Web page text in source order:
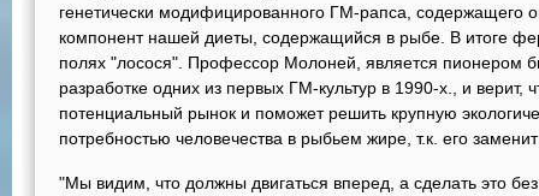
генетически модифицированного ГМ-рапса, содержащего
компонент нашей диеты, содержащийся в рыбе. В итоге
полях "лосося". Профессор Молоней, является пионером
разработке одних из первых ГМ-культур в 1990-х., и верит,
потенциальный рынок и поможет решить крупную
потребностью человечества в рыбьем жире, т.к. его
"Мы видим, что должны двигаться вперед, а сделать это